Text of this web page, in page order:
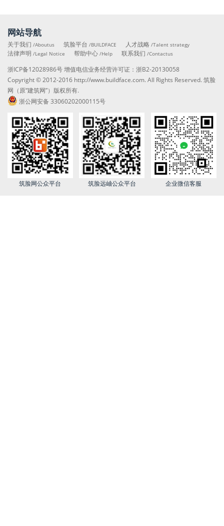
网站导航
关于我们 /Aboutus 筑脸平台/BUILDFACE 人才战略/Talent strategy
法律声明 /Legal Notice 帮助中心/Help 联系我们/Contactus
浙ICP备12028986号增值电信业务经营许可证： 浙B2-20130058
Copyright © 2012-2016 http://www.buildface.com. All Rights Reserved. 筑脸
网（原“建筑网”）版权所有.
浙公网安备 33060202000115号
筑脸网公众平台 筑脸远岫公众平台 企业微信客服